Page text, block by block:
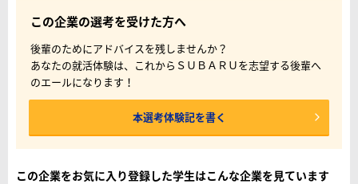
この企業の選考を受けた方へ
後輩のためにアドバイスを残しませんか？
あなたの就活体験は、これからＳＵＢＡＲＵを志望する後輩へ
のエールになります！
本選考体験記を書く
この企業をお気に入り登録した学生はこんな企業を見ています